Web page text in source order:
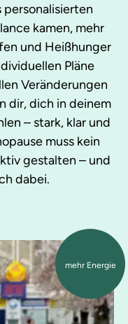
kamen, mehr
und Heißhunger
Pläne
Veränderungen
dir, dich in deinem
– stark, klar und
muss kein
gestalten – und
dabei.
mehr Energie